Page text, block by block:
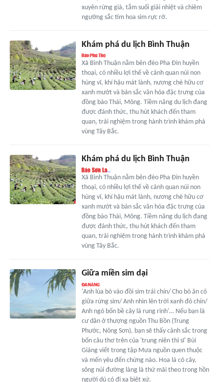
xuyên rừng già, tắm suối giải nhiệt và chiêm
ngưỡng sắc tím hoa sim rực rỡ.
Khám phá du lịch Bình Thuận
Xã Bình Thuận nằm bên đèo Pha Đin huyền
thoại, có nhiều lợi thế về cảnh quan núi non
hùng vĩ, khí hậu mát lành, nương chè hữu cơ
xanh mướt và bản sắc văn hóa đặc trưng của
đồng bào Thái, Mông. Tiềm năng du lịch đang
được đánh thức, thu hút khách đến tham
quan, trải nghiệm trong hành trình khám phá
vùng Tây Bắc.
Khám phá du lịch Bình Thuận
Xã Bình Thuận nằm bên đèo Pha Đin huyền
thoại, có nhiều lợi thế về cảnh quan núi non
hùng vĩ, khí hậu mát lành, nương chè hữu cơ
xanh mướt và bản sắc văn hóa đặc trưng của
đồng bào Thái, Mông. Tiềm năng du lịch đang
được đánh thức, thu hút khách đến tham
quan, trải nghiệm trong hành trình khám phá
vùng Tây Bắc.
Giữa miền sim dại
'Anh lùa bò vào đồi sim trái chín/ Cho bò ăn cỏ
giữa rừng sim/ Anh nhìn lên trời xanh đỏ chín/
Anh ngó bốn bề cây lá rung rinh'… Nếu bạn là
cư dân ở thượng nguồn Thu Bồn (Trung
Phước, Nông Sơn), bạn sẽ thấy cảnh sắc trong
bốn câu thơ trên của 'trung niên thi sĩ' Bùi
Giáng viết trong tập Mưa nguồn quen thuộc
và mến yêu đến chừng nào. Hoa lá cỏ cây,
sông núi đường làng là thứ mãi theo trong hồn
người dù có đi xa biệt xứ.